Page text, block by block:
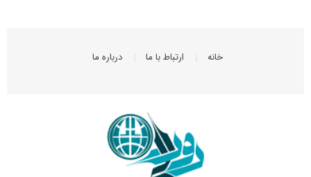
خانه ارتباط با ما درباره ما